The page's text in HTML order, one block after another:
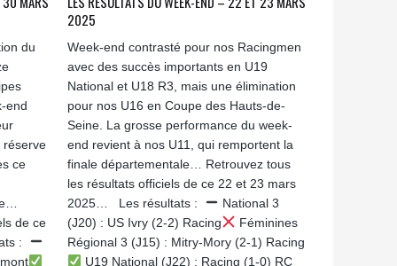
du
end
réserve
ce
de ce
:
2025
Week-end contrasté pour nos Racingmen
avec des succès importants en U19
National et U18 R3, mais une élimination
pour nos U16 en Coupe des Hauts-de-
Seine. La grosse performance du week-
end revient à nos U11, qui remportent la
finale départementale… Retrouvez tous
les résultats officiels de ce 22 et 23 mars
2025… Les résultats :
National 3
(J20) : US Ivry (2-2) Racing
Féminines
Régional 3 (J15) : Mitry-Mory (2-1) Racing
U19 National (J22) : Racing (1-0) RC